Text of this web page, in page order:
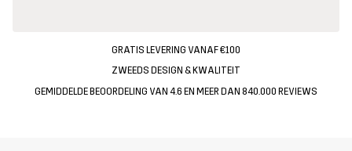
GRATIS LEVERING VANAF €100
ZWEEDS DESIGN & KWALITEIT
GEMIDDELDE BEOORDELING VAN 4.6 EN MEER DAN 840.000 REVIEWS